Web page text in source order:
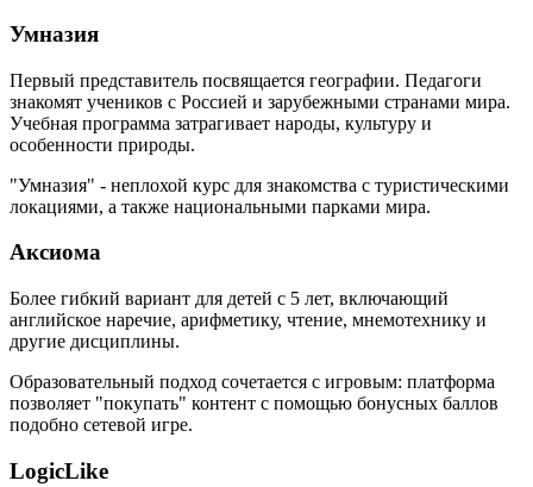
Умназия
Первый представитель посвящается географии. Педагоги
знакомят учеников с Россией и зарубежными странами мира.
Учебная программа затрагивает народы, культуру и
особенности природы.
"Умназия" - неплохой курс для знакомства с туристическими
локациями, а также национальными парками мира.
Аксиома
Более гибкий вариант для детей с 5 лет, включающий
английское наречие, арифметику, чтение, мнемотехнику и
другие дисциплины.
Образовательный подход сочетается с игровым: платформа
позволяет "покупать" контент с помощью бонусных баллов
подобно сетевой игре.
LogicLike